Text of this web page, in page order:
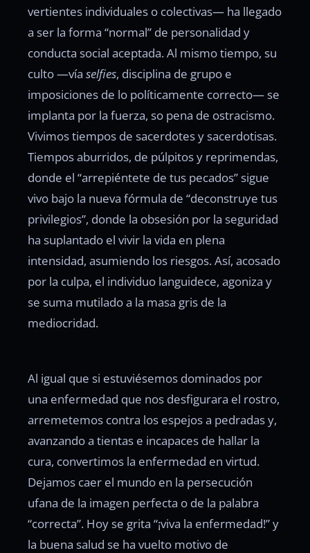
vertientes individuales o colectivas— ha llegado
a ser la forma “normal” de personalidad y
conducta social aceptada. Al mismo tiempo, su
culto —vía selfies, disciplina de grupo e
imposiciones de lo políticamente correcto— se
implanta por la fuerza, so pena de ostracismo.
Vivimos tiempos de sacerdotes y sacerdotisas.
Tiempos aburridos, de púlpitos y reprimendas,
donde el “arrepiéntete de tus pecados” sigue
vivo bajo la nueva fórmula de “deconstruye tus
privilegios”, donde la obsesión por la seguridad
ha suplantado el vivir la vida en plena
intensidad, asumiendo los riesgos. Así, acosado
por la culpa, el individuo languidece, agoniza y
se suma mutilado a la masa gris de la
mediocridad.
Al igual que si estuviésemos dominados por
una enfermedad que nos desfigurara el rostro,
arremetemos contra los espejos a pedradas y,
avanzando a tientas e incapaces de hallar la
cura, convertimos la enfermedad en virtud.
Dejamos caer el mundo en la persecución
ufana de la imagen perfecta o de la palabra
“correcta”. Hoy se grita “¡viva la enfermedad!” y
la buena salud se ha vuelto motivo de